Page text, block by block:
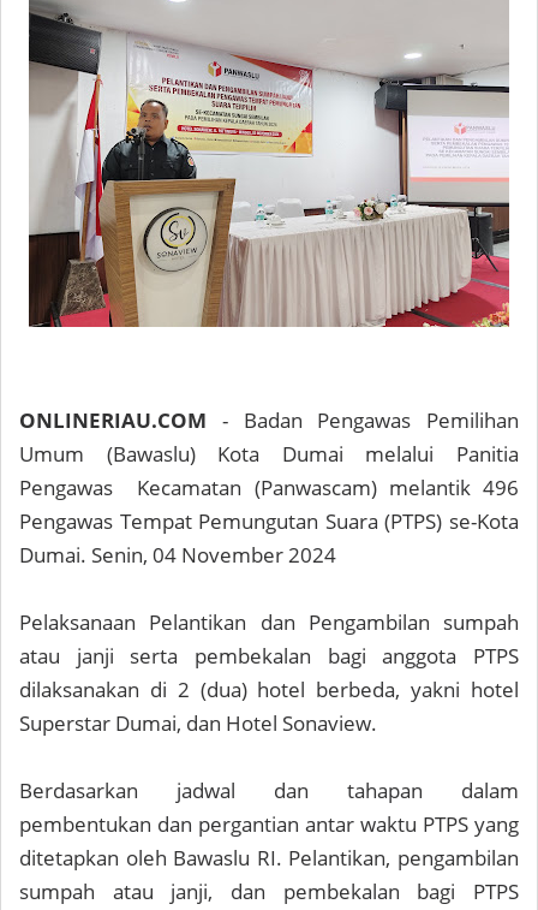
ONLINERIAU.COM - Badan Pengawas Pemilihan
Umum (Bawaslu) Kota Dumai melalui Panitia
Pengawas Kecamatan (Panwascam) melantik 496
Pengawas Tempat Pemungutan Suara (PTPS) se-Kota
Dumai. Senin, 04 November 2024
Pelaksanaan Pelantikan dan Pengambilan sumpah
atau janji serta pembekalan bagi anggota PTPS
dilaksanakan di 2 (dua) hotel berbeda, yakni hotel
Superstar Dumai, dan Hotel Sonaview.
Berdasarkan jadwal dan tahapan dalam
pembentukan dan pergantian antar waktu PTPS yang
ditetapkan oleh Bawaslu RI. Pelantikan, pengambilan
sumpah atau janji, dan pembekalan bagi PTPS